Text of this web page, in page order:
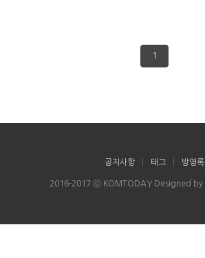
1
공지사항 태그 방명록
2016-2017 ⓒ KOMTODAY Designed by